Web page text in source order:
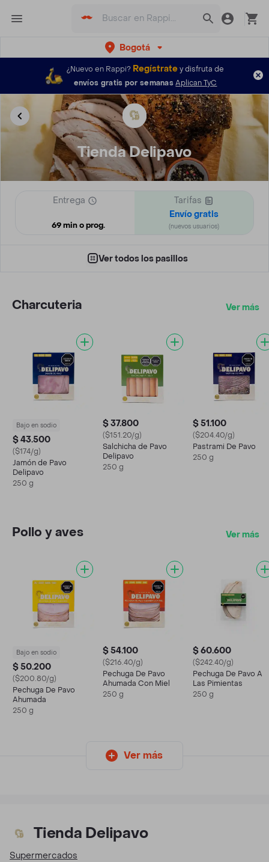
Bogotá
¿Nuevo en Rappi? Regístratey disfruta de
envíos gratis por semanas Aplican TyC
Tienda Delipavo
Entrega
69 min o prog.
Tarifas
Envío gratis
(nuevos usuarios)
Ver todos los pasillos
Charcuteria Ver más
Bajo en sodio
$ 43.500
($174/g)
Jamón de Pavo
Delipavo
250 g
$ 37.800
($151.20/g)
Salchicha de Pavo
Delipavo
250 g
$ 51.100
($204.40/g)
Pastrami De Pavo
250 g
Pollo y aves Ver más
Bajo en sodio
$ 50.200
($200.80/g)
Pechuga De Pavo
Ahumada
250 g
$ 54.100
($216.40/g)
Pechuga De Pavo
Ahumada Con Miel
250 g
$ 60.600
($242.40/g)
Pechuga De Pavo A
Las Pimientas
250 g
Ver más
Tienda Delipavo
Supermercados